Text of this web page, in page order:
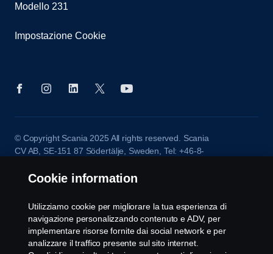
Modello 231
Impostazione Cookie
© Copyright Scania 2025 All rights reserved. Scania
CV AB, SE-151 87 Södertälje, Sweden, Tel: +46-8-
Cookie information
Utilizziamo cookie per migliorare la tua esperienza di
navigazione personalizzando contenuto e ADV, per
implementare risorse fornite dai social network e per
analizzare il traffico presente sul sito internet.